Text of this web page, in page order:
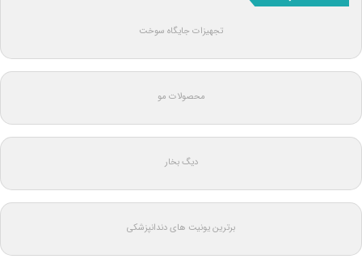
تجهیزات جایگاه سوخت
محصولات مو
دیگ بخار
برترین یونیت های دندانپزشکی